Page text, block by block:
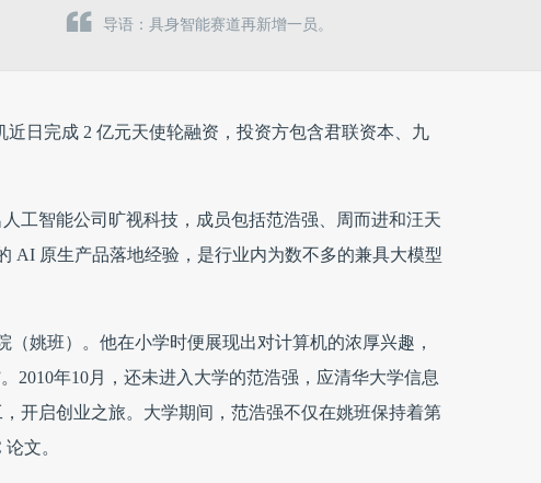
导语：具身智能赛道再新增一员。
日完成 2 亿元天使轮融资，投资方包含君联资本、九
工智能公司旷视科技，成员包括范浩强、周而进和汪天
AI 原生产品落地经验，是行业内为数不多的兼具大模型
姚班）。他在小学时便展现出对计算机的浓厚兴趣，
2010年10月，还未进入大学的范浩强，应清华大学信息
开启创业之旅。大学期间，范浩强不仅在姚班保持着第
文。